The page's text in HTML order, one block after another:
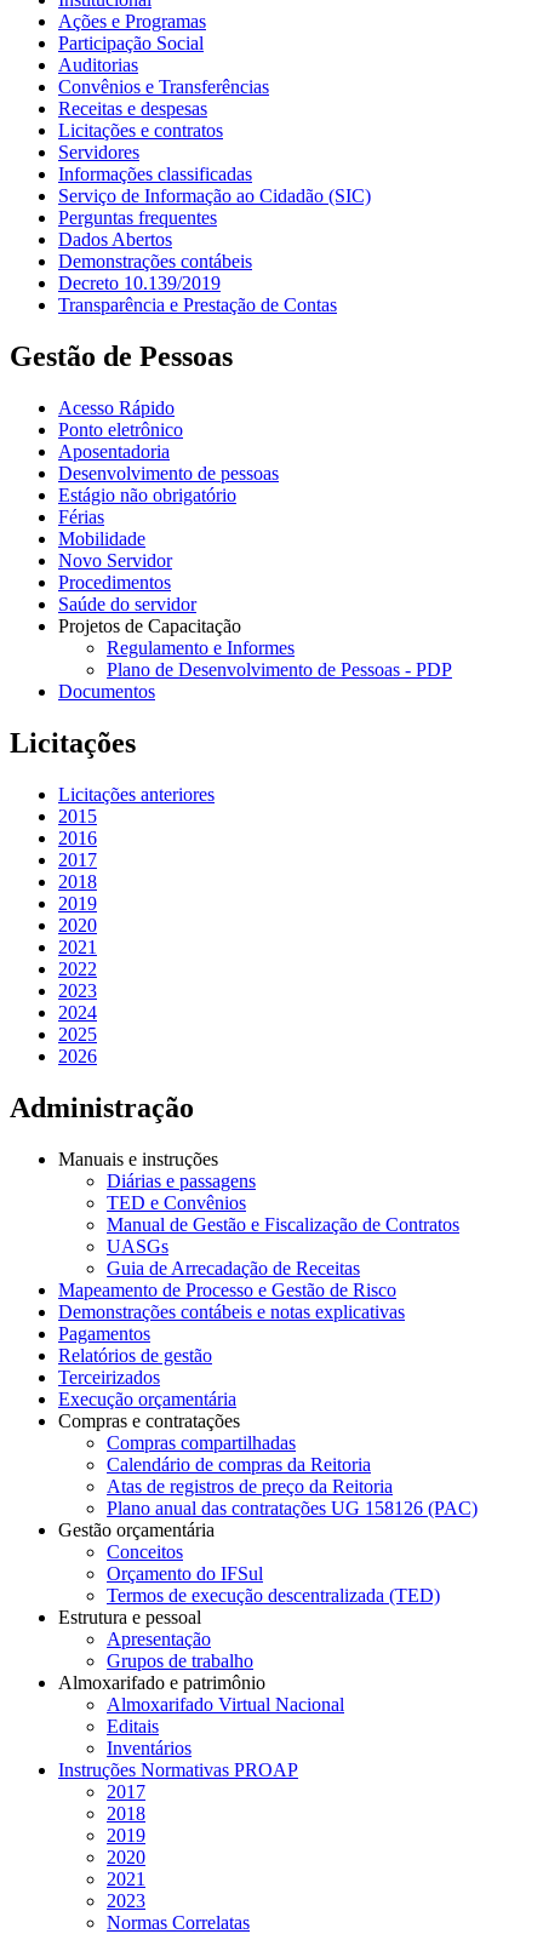
Ações e Programas
Participação Social
Auditorias
Convênios e Transferências
Receitas e despesas
Licitações e contratos
Servidores
Informações classificadas
Serviço de Informação ao Cidadão (SIC)
Perguntas frequentes
Dados Abertos
Demonstrações contábeis
Decreto 10.139/2019
Transparência e Prestação de Contas
Gestão de Pessoas
Acesso Rápido
Ponto eletrônico
Aposentadoria
Desenvolvimento de pessoas
Estágio não obrigatório
Férias
Mobilidade
Novo Servidor
Procedimentos
Saúde do servidor
Projetos de Capacitação
Regulamento e Informes
Plano de Desenvolvimento de Pessoas - PDP
Documentos
Licitações
Licitações anteriores
2015
2016
2017
2018
2019
2020
2021
2022
2023
2024
2025
2026
Administração
Manuais e instruções
Diárias e passagens
TED e Convênios
Manual de Gestão e Fiscalização de Contratos
UASGs
Guia de Arrecadação de Receitas
Mapeamento de Processo e Gestão de Risco
Demonstrações contábeis e notas explicativas
Pagamentos
Relatórios de gestão
Terceirizados
Execução orçamentária
Compras e contratações
Compras compartilhadas
Calendário de compras da Reitoria
Atas de registros de preço da Reitoria
Plano anual das contratações UG 158126 (PAC)
Gestão orçamentária
Conceitos
Orçamento do IFSul
Termos de execução descentralizada (TED)
Estrutura e pessoal
Apresentação
Grupos de trabalho
Almoxarifado e patrimônio
Almoxarifado Virtual Nacional
Editais
Inventários
Instruções Normativas PROAP
2017
2018
2019
2020
2021
2023
Normas Correlatas